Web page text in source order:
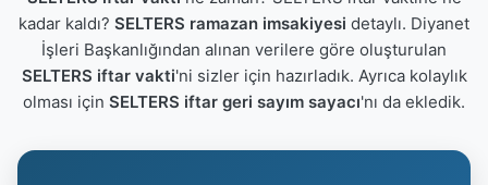
kadar kaldı? SELTERS ramazan imsakiyesi detaylı. Diyanet
İşleri Başkanlığından alınan verilere göre oluşturulan
SELTERS iftar vakti'ni sizler için hazırladık. Ayrıca kolaylık
olması için SELTERS iftar geri sayım sayacı'nı da ekledik.